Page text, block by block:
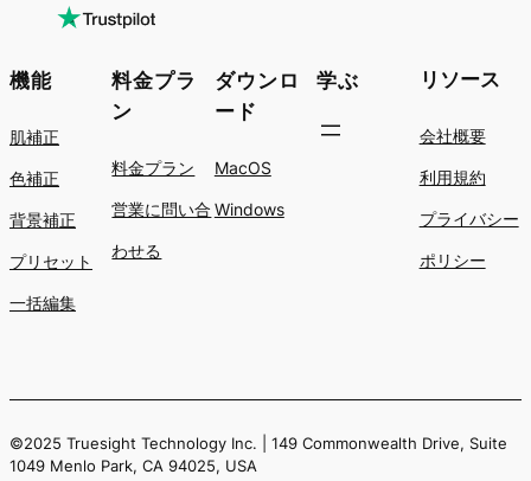
機能
肌補正
色補正
背景補正
プリセット
一括編集
料金プラ
ン
料金プラン
営業に問い合
わせる
ダウンロ
ード
MacOS
Windows
学ぶ リソース
会社概要
利用規約
プライバシー
ポリシー
©2025 Truesight Technology Inc. | 149 Commonwealth Drive, Suite
1049 Menlo Park, CA 94025, USA